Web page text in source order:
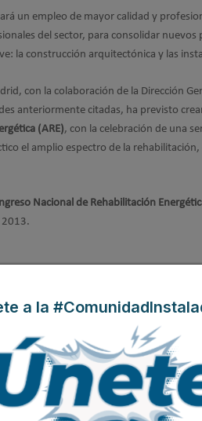
un empleo de mayor calidad y
del sector, para consolidar
la construcción arquitectónica y las
con la colaboración de la Dirección
anteriormente citadas, ha previsto
(ARE), con la celebración de una
el amplio espectro de la rehabilitación,
Nacional de Rehabilitación
2013.
a la